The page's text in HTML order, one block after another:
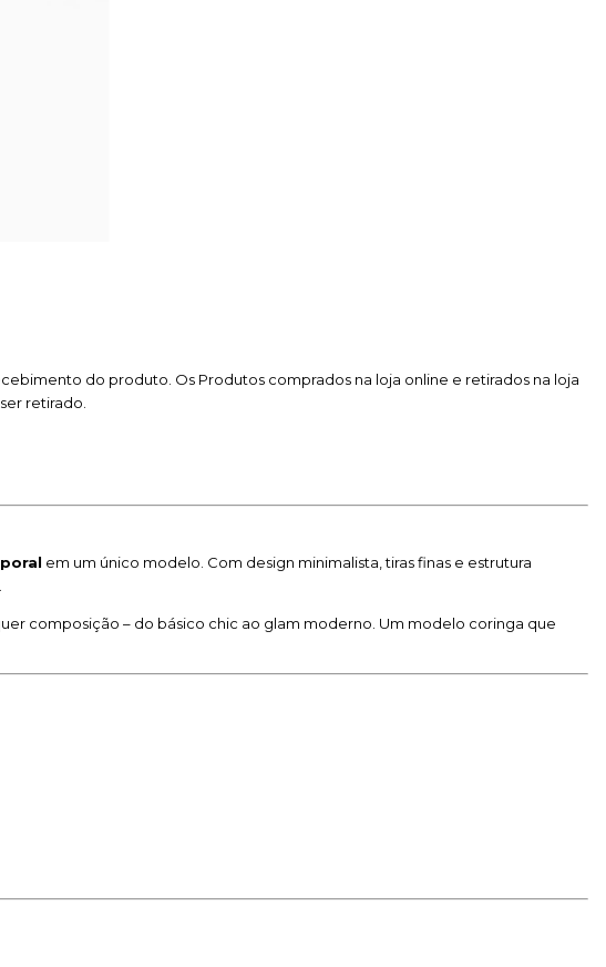
do produto. Os Produtos comprados na loja online e retirados na loja
retirado.
em um único modelo. Com design minimalista, tiras finas e estrutura
composição – do básico chic ao glam moderno. Um modelo coringa que